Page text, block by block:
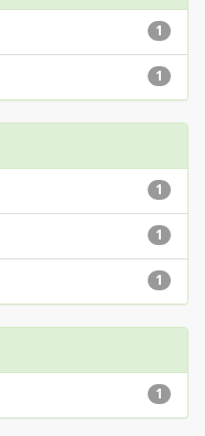
1
1
1
1
1
1